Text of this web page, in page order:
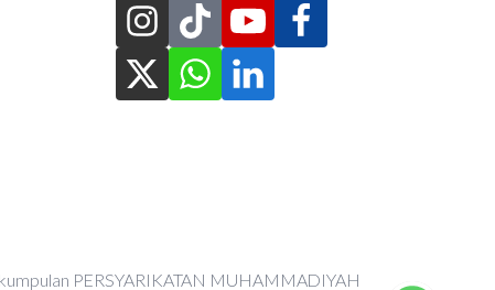
PERSYARIKATAN MUHAMMADIYAH